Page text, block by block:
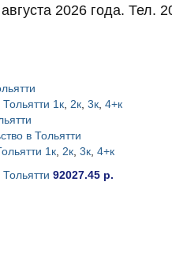
2026 года. Тел.
1к 2к 3к 4+к
в Тольятти
1к 2к 3к 4+к
Тольятти 92027.45 р.